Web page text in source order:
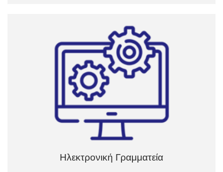
Ηλεκτρονική Γραμματεία